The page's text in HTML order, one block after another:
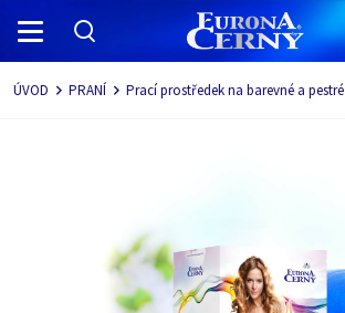
Navigace
ÚVOD PRANÍ Prací prostředek na barevné a pestré